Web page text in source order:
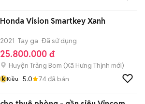
Honda Vision Smartkey Xanh
2021 Tay ga Đã sử dụng
25.800.000 đ
Huyện Trảng Bom (Xã Hưng Thịnh mới)
k Kiều 5.0 74đã bán